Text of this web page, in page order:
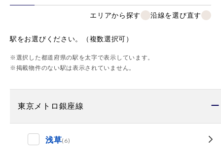
エリアから探す 沿線を選び直す
駅をお選びください。（複数選択可）
※選択した都道府県の駅を太字で表示しています。
※掲載物件のない駅は表示されていません。
東京メトロ銀座線
浅草(6)